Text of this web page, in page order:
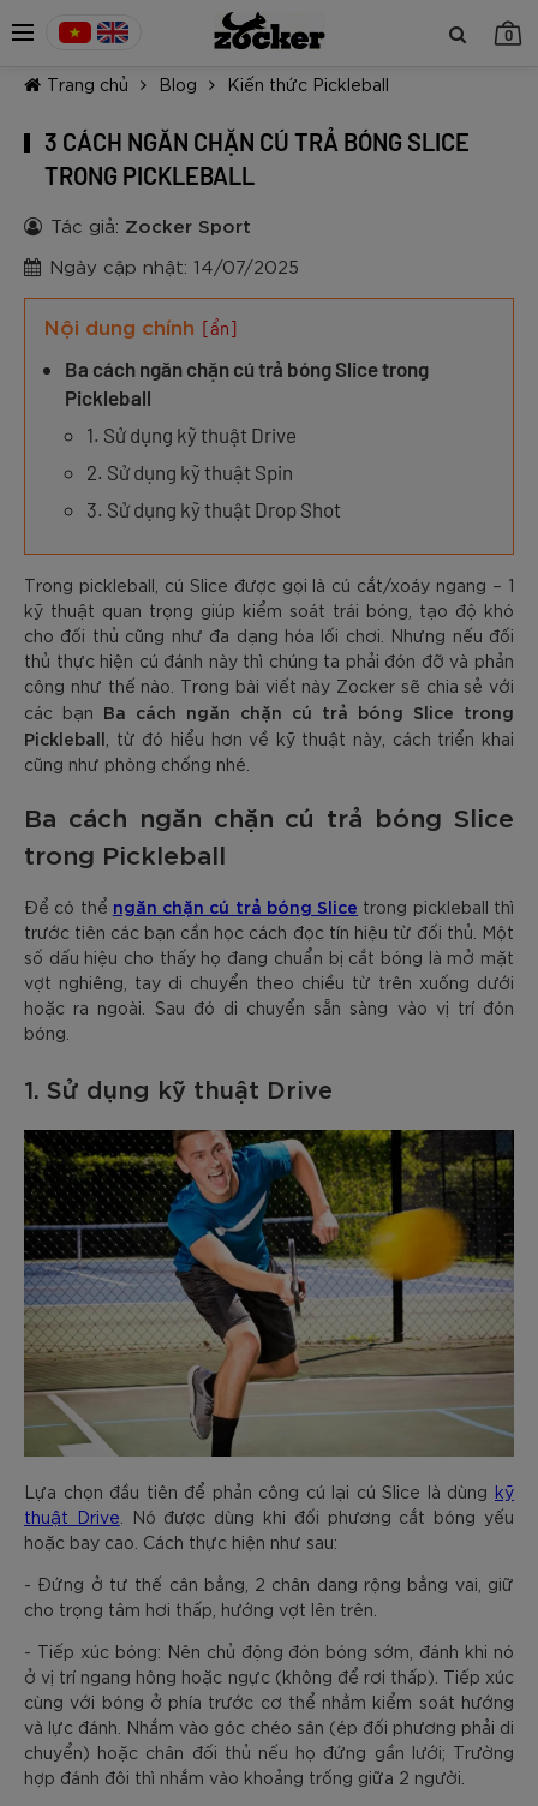
0
Trang chủ Blog Kiến thức Pickleball
3 CÁCH NGĂN CHẶN CÚ TRẢ BÓNG SLICE
TRONG PICKLEBALL
Tác giả: Zocker Sport
Ngày cập nhật: 14/07/2025
Nội dung chính [ẩn]
Ba cách ngăn chặn cú trả bóng Slice trong
Pickleball
1. Sử dụng kỹ thuật Drive
2. Sử dụng kỹ thuật Spin
3. Sử dụng kỹ thuật Drop Shot
Trong pickleball, cú Slice được gọi là cú cắt/xoáy ngang – 1
kỹ thuật quan trọng giúp kiểm soát trái bóng, tạo độ khó
cho đối thủ cũng như đa dạng hóa lối chơi. Nhưng nếu đối
thủ thực hiện cú đánh này thì chúng ta phải đón đỡ và phản
công như thế nào. Trong bài viết này Zocker sẽ chia sẻ với
các bạn Ba cách ngăn chặn cú trả bóng Slice trong
Pickleball , từ đó hiểu hơn về kỹ thuật này, cách triển khai
cũng như phòng chống nhé.
Ba cách ngăn chặn cú trả bóng Slice
trong Pickleball
Để có thể ngăn chặn cú trả bóng Slice trong pickleball thì
trước tiên các bạn cần học cách đọc tín hiệu từ đối thủ. Một
số dấu hiệu cho thấy họ đang chuẩn bị cắt bóng là mở mặt
vợt nghiêng, tay di chuyển theo chiều từ trên xuống dưới
hoặc ra ngoài. Sau đó di chuyển sẵn sàng vào vị trí đón
bóng.
1. Sử dụng kỹ thuật Drive
Lựa chọn đầu tiên để phản công cú lại cú Slice là dùng kỹ
thuật Drive . Nó được dùng khi đối phương cắt bóng yếu
hoặc bay cao. Cách thực hiện như sau:
- Đứng ở tư thế cân bằng, 2 chân dang rộng bằng vai, giữ
cho trọng tâm hơi thấp, hướng vợt lên trên.
- Tiếp xúc bóng: Nên chủ động đón bóng sớm, đánh khi nó
ở vị trí ngang hông hoặc ngực (không để rơi thấp). Tiếp xúc
cùng với bóng ở phía trước cơ thể nhằm kiểm soát hướng
và lực đánh. Nhắm vào góc chéo sân (ép đối phương phải di
chuyển) hoặc chân đối thủ nếu họ đứng gần lưới; Trường
hợp đánh đôi thì nhắm vào khoảng trống giữa 2 người.